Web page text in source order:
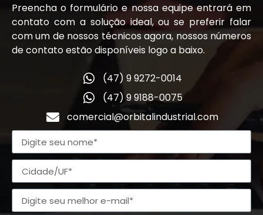
Preencha o formulário e nossa equipe entrará em
contato com a solução ideal, ou se preferir falar
com um de nossos técnicos agora, nossos números
de contato estão disponíveis logo a baixo.
(47) 9 9272-0014
(47) 9 9188-0075
comercial@orbitalindustrial.com